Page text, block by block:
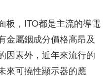
板，ITO都是主流的導電
金屬銦成分價格高昂及
因素外，近年來流行的
來可撓性顯示器的應